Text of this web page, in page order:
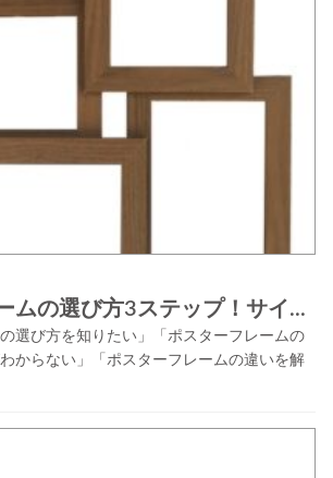
ムの選び方3ステップ！サイ...
選び方を知りたい」「ポスターフレームの
からない」「ポスターフレームの違いを解